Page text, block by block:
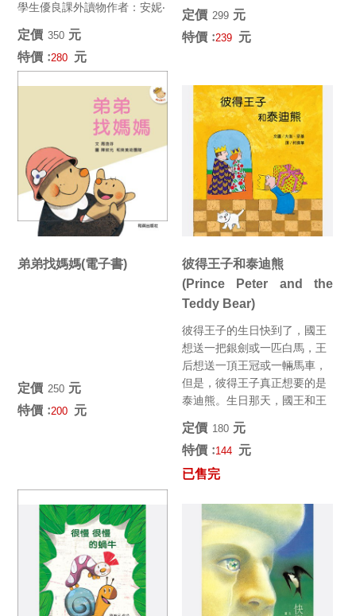
學生優良課外讀物作者：安妮‧
定價﹕350 元
特價﹕280 元
定價﹕299 元
特價﹕239 元
弟弟找媽媽(電子書)
定價﹕250 元
特價﹕200 元
彼得王子和泰迪熊
(Prince Peter and the
Teddy Bear)
彼得王子的生日快到了，國王
想送一把銀劍或一匹白馬，王
后想送一頂王冠或一輛馬車，
但是，彼得王子真正想要的是
泰迪熊。生日那天，國王和王
子想...
定價﹕180 元
特價﹕144 元
已售完